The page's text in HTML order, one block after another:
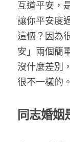
互道平安，
讓你平安度
這個？因為
安」兩個簡
沒什麼差別
很不一樣的。
同志婚姻